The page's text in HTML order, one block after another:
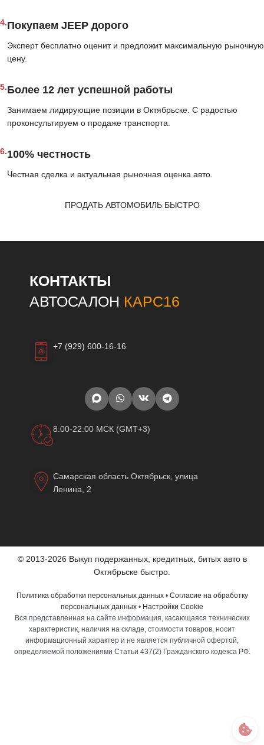
4.Покупаем JEEP дорого
Эксперт бесплатно оценит и предложит максимальную рыночную
цену.
5.Более 12 лет успешной работы
Занимаем лидирующие позиции в Октябрьске. С радостью
проконсультируем о продаже транспорта.
6.100% честность
Честная сделка и актуальная рыночная оценка авто.
ПРОДАТЬ АВТОМОБИЛЬ БЫСТРО
КОНТАКТЫ
АВТОСАЛОН КАРС16
+7 (929) 600-16-16
8:00-22:00 МСК (GMT+3)
Самарская область Октябрьск, улица
Ленина, 2
© 2013-2026 Выкуп подержанных, кредитных, битых авто в
Октябрьске быстро.
Политика обработки персональных данных• Согласие на обработку
персональных данных • Настройки Cookie
Вся представленная на сайте информация, касающаяся технических
характеристик, наличия на складе, стоимости товаров, носит
информационный характер и не является публичной офертой,
определяемой положениями Статьи 437(2) Гражданского кодекса РФ.